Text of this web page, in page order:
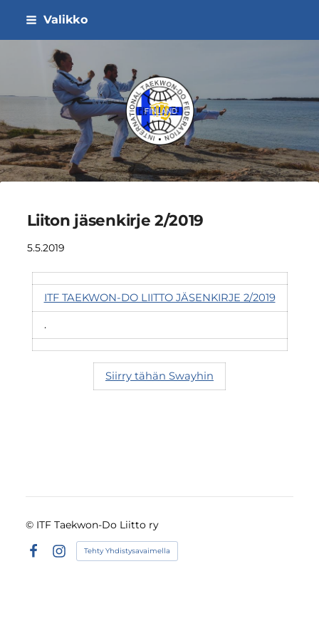
Siirry
sisältöön
Valikko
ITF Taekwon-do Liitto ry
Liiton jäsenkirje 2/2019
5.5.2019
ITF TAEKWON-DO LIITTO JÄSENKIRJE 2/2019
.
Siirry tähän Swayhin
© ITF Taekwon-Do Liitto ry
Instagram
Tehty Yhdistysavaimella